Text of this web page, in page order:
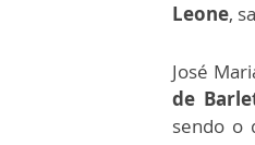
Leone,
José
de
sendo o